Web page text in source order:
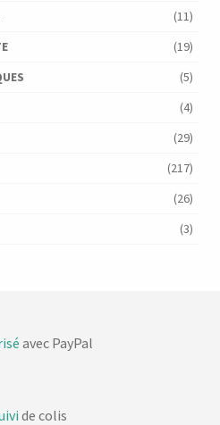
(11)
(19)
(5)
(4)
(29)
(217)
(26)
(3)
avec PayPal
de colis